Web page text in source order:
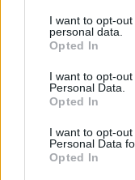
I want to opt-
personal data.
Opted In
I want to opt-
Personal Data.
Opted In
I want to opt-
Personal Data
Opted In